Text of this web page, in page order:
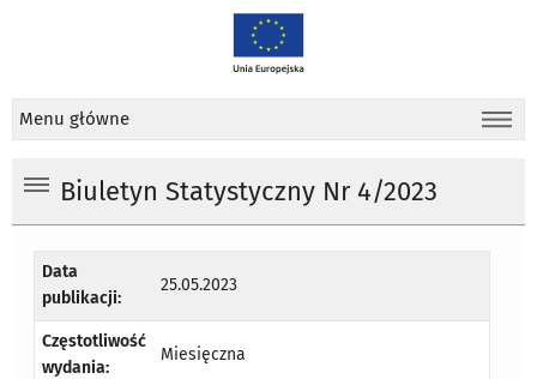
Menu główne
Biuletyn Statystyczny Nr 4/2023
Data
publikacji:
25.05.2023
Częstotliwość
wydania:
Miesięczna